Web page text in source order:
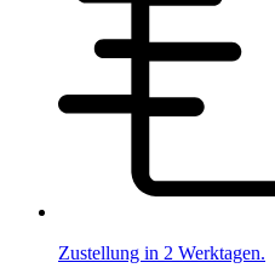
Zustellung in 2 Werktagen.